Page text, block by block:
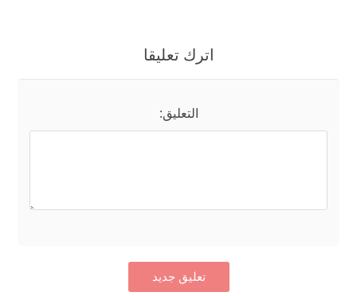
اترك تعليقا
التعليق: